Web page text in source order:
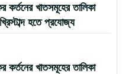
খাতসমূহের তালিকা
হতে প্রযোজ্য
খাতসমূহের তালিকা